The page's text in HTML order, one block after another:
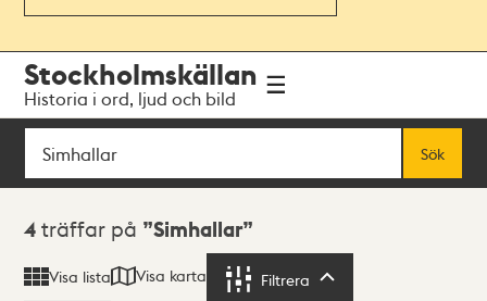
navigationen
huvudinnehållet
Stockholmskällan
Historia i ord, ljud och bild
Sök
Sök
Sökresultat
4 träffar på Simhallar
Visa lista Visa karta Filtrera